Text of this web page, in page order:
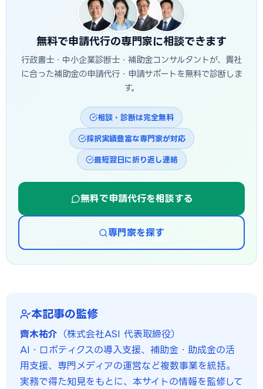
補助金は予算上限に達し次第終了する場合があるため、早め
の相談・申請が有利です。
無料で申請代行の専門家に相談できます
行政書士・中小企業診断士・補助金コンサルタントが、貴社
に合った補助金の申請代行・申請サポートを無料で診断しま
す。
相談・診断は完全無料
採択実績豊富な専門家が対応
最短翌日に折り返し連絡
無料で申請代行を相談する
専門家を探す
本記事の監修
齊木祐介 （株式会社ASI 代表取締役）
AI・ロボティクスの導入支援、補助金・助成金の活
用支援、専門メディアの運営など複数事業を統括。
実務で得た知見をもとに、本サイトの情報を監修して